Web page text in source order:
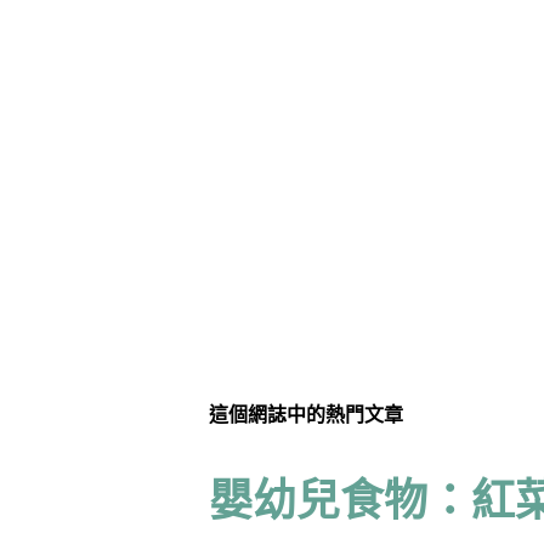
這個網誌中的熱門文章
嬰幼兒食物：紅